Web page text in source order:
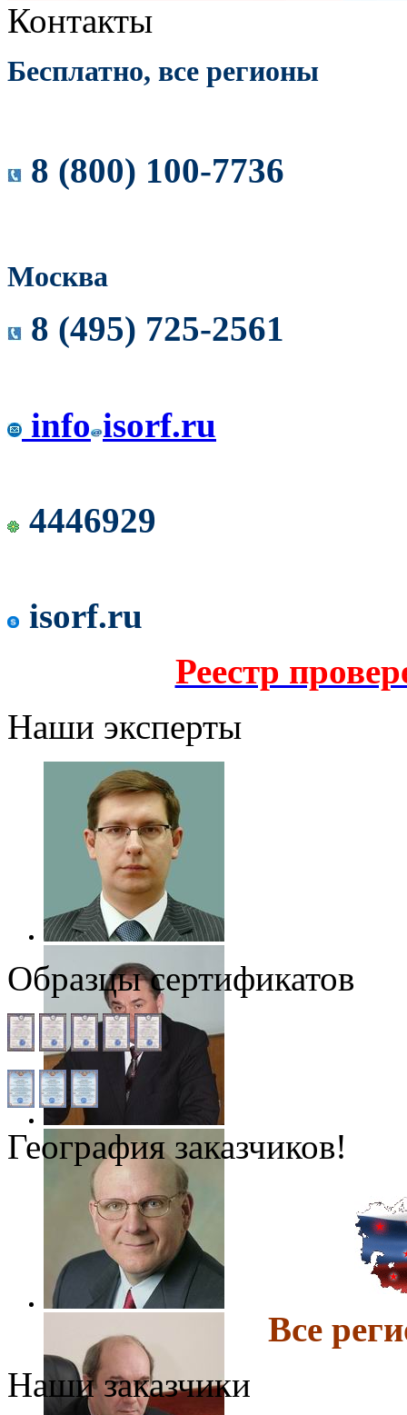
Контакты
Бесплатно, все регионы
8 (800) 100-7736
Москва
8 (495) 725-2561
info isorf.ru
4446929
isorf.ru
Реестр
Наши эксперты
Образцы сертификатов
География заказчиков!
Все
Наши заказчики